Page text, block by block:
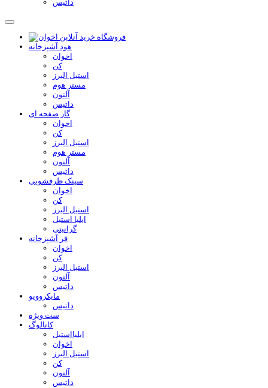
داتیس
هود آشپزخانه
اخوان
کن
استیل البرز
مستر هوم
آلتون
داتیس
گاز صفحه ای
اخوان
کن
استیل البرز
مستر هوم
آلتون
داتیس
سینک ظرفشویی
اخوان
کن
استیل البرز
ایلیا استیل
گرانیتی
فر آشپزخانه
اخوان
کن
استیل البرز
آلتون
داتیس
مایکروویو
داتیس
ست ویژه
کاتالوگ
ایلیااستیل
اخوان
استیل البرز
کن
آلتون
داتیس